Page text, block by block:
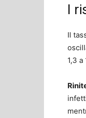
I
Il
1,3